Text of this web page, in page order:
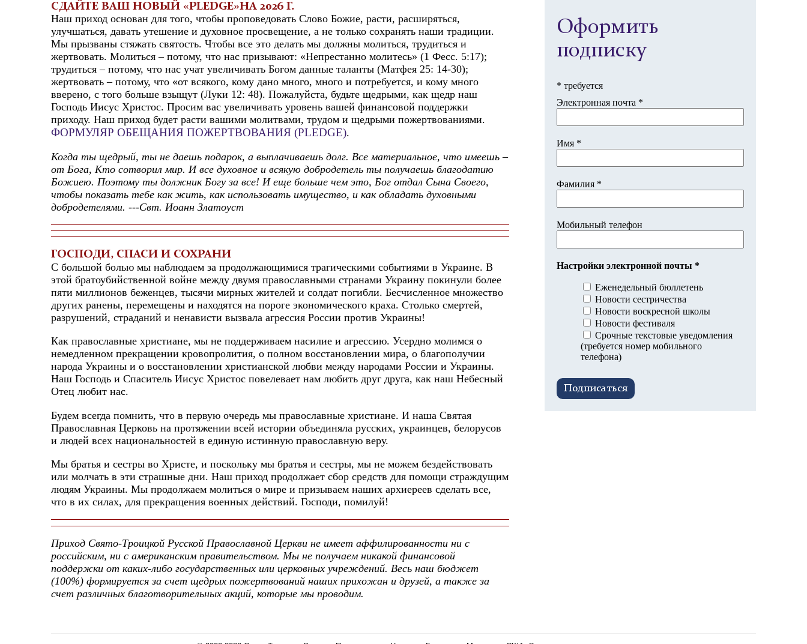
СДАЙТЕ ВАШНОВЫЙ «PLEDGE»НА 2026 Г.
Наш приход основан для того, чтобы проповедовать Слово Божие, расти, расширяться,
улучшаться, давать утешение и духовное просвещение, а не только сохранять наши традиции.
Мы прызваны стяжать святость. Чтобы все это делать мы должны молиться, трудиться и
жертвовать. Молиться – потому, что нас призывают: «Непрестанно молитесь» (1 Фесс. 5:17);
трудиться – потому, что нас учат увеличивать Богом данные таланты (Матфея 25: 14-30);
жертвовать – потому, что «от всякого, кому дано много, много и потребуется, и кому много
вверено, с того больше взыщут (Луки 12: 48). Пожалуйста, будьте щедрыми, как щедр наш
Господь Иисус Христос. Просим вас увеличивать уровень вашей финансовой поддержки
приходу. Наш приход будет расти вашими молитвами, трудом и щедрыми пожертвованиями.
ФОРМУЛЯР ОБЕЩАНИЯ ПОЖЕРТВОВАНИЯ (PLEDGE).
Когда ты щедрый, ты не даешь подарок, а выплачиваешь долг. Все материальное, что имеешь –
от Бога, Кто сотворил мир. И все духовное и всякую добродетель ты получаешь благодатию
Божиею. Поэтому ты должник Богу за все! И еще больше чем это, Бог отдал Сына Своего,
чтобы показать тебе как жить, как использовать имущество, и как обладать духовными
добродетелями. ---Свт. Иоанн Златоуст
ГОСПОДИ, СПАСИ И СОХРАНИ
С большой болью мы наблюдаем за продолжающимися трагическими событиями в Украине. В
этой братоубийственной войне между двумя православными странами Украину покинули более
пяти миллионов беженцев, тысячи мирных жителей и солдат погибли. Бесчисленное множество
других ранены, перемещены и находятся на пороге экономического краха. Столько смертей,
разрушений, страданий и ненависти вызвала агрессия России против Украины!
Как православные христиане, мы не поддерживаем насилие и агрессию. Усердно молимся о
немедленном прекращении кровопролития, о полном восстановлении мира, о благополучии
народа Украины и о восстановлении христианской любви между народами России и Украины.
Наш Господь и Спаситель Иисус Христос повелевает нам любить друг друга, как наш Небесный
Отец любит нас.
Будем всегда помнить, что в первую очередь мы православные христиане. И наша Святая
Православная Церковь на протяжении всей истории объединяла русских, украинцев, белорусов
и людей всех национальностей в единую истинную православную веру.
Мы братья и сестры во Христе, и поскольку мы братья и сестры, мы не можем бездействовать
или молчать в эти страшные дни. Наш приход продолжает сбор средств для помощи страждущим
людям Украины. Мы продолжаем молиться о мире и призываем наших архиереев сделать все,
что в их силах, для прекращения военных действий. Господи, помилуй!
Приход Свято-Троицкой Русской Православной Церкви не имеет аффилированности ни с
российским, ни с американским правительством. Мы не получаем никакой финансовой
поддержки от каких-либо государственных или церковных учреждений. Весь наш бюджет
(100%) формируется за счет щедрых пожертвований наших прихожан и друзей, а также за
счет различных благотворительных акций, которые мы проводим.
Оформить
подписку
* требуется
Электронная почта *
Имя *
Фамилия *
Мобильный телефон
Настройки электронной почты *
Еженедельный бюллетень
Новости сестричества
Новости воскресной школы
Новости фестиваля
Срочные текстовые уведомления
(требуется номер мобильного
телефона)